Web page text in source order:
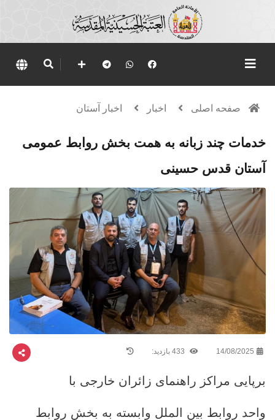
صفحه اصلی اخبار اخبار آستان
خدمات چند زبانه به همت بخش روابط عمومی
آستان قدس حسینی
14/08/2025
برپایی مراکز راهنمای زائران خارجی با
واحد روابط بین ‌الملل وابسته به بخش روابط